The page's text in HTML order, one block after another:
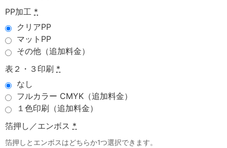
PP加工 *
クリアPP
マットPP
その他（追加料金）
表２・３印刷 *
なし
フルカラー CMYK（追加料金）
１色印刷（追加料金）
箔押し／エンボス *
箔押しとエンボスはどちらか1つ選択できます。